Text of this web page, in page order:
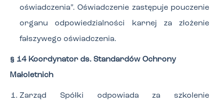
oświadczenia”. Oświadczenie zastępuje pouczenie
organu odpowiedzialności karnej za złożenie
fałszywego oświadczenia.
§ 14 Koordynator ds. Standardów Ochrony
Małoletnich
Zarząd Spółki odpowiada za szkolenie